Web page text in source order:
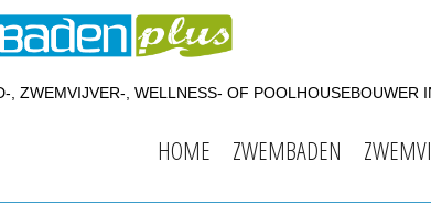
, ZWEMVIJVER-, WELLNESS- OF POOLHOUSEBOUWER
HOME ZWEMBADEN